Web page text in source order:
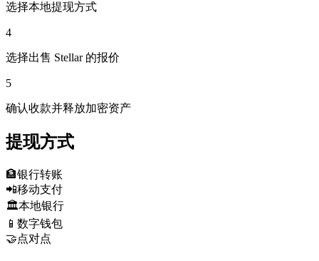
选择本地提现方式
4
选择出售 Stellar 的报价
5
确认收款并释放加密资产
提现方式
🏦银行转账
📲移动支付
🏛️本地银行
📱 数字钱包
🤝点对点